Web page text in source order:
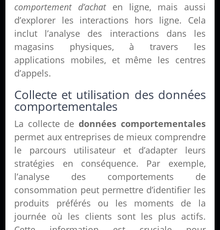
comportement d’achaten ligne, mais aussi
d’explorer les interactions hors ligne. Cela
inclut l’analyse des interactions dans les
magasins physiques, à travers les
applications mobiles, et même les centres
d’appels.
Collecte et utilisation des données
comportementales
La collecte dedonnées comportementales
permet aux entreprises de mieux comprendre
le parcours utilisateur et d’adapter leurs
stratégies en conséquence. Par exemple,
l’analyse des comportements de
consommation peut permettre d’identifier les
produits préférés ou les moments de la
journée où les clients sont les plus actifs.